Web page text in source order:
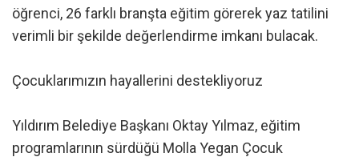
öğrenci, 26 farklı branşta eğitim görerek yaz tatilini
verimli bir şekilde değerlendirme imkanı bulacak.
Çocuklarımızın hayallerini destekliyoruz
Yıldırım Belediye Başkanı Oktay Yılmaz, eğitim
programlarının sürdüğü Molla Yegan Çocuk